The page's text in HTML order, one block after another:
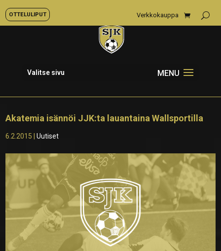
OTTELULIPUT Verkkokauppa
Valitse sivu
Akatemia isännöi JJK:ta lauantaina Wallsportilla
6.2.2015 |Uutiset